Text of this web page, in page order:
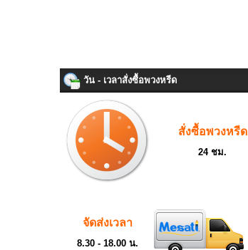
วัน - เวลาสั่งซื้อพวงหรีด
สั่งซื้อพวงหรีด
24 ชม.
จัดส่งเวลา
8.30 - 18.00 น.